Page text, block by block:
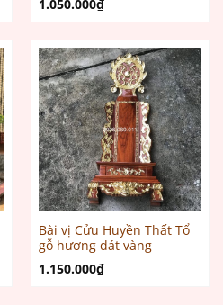
1.050.000₫
Bài vị Cửu Huyền Thất Tổ
gỗ hương dát vàng
1.150.000₫